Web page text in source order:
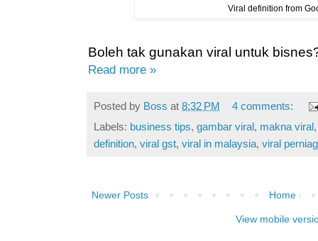
Viral definition from
Boleh tak gunakan viral untuk
Read more »
Posted by Boss at 8:32 PM
4 comments:
Labels: business tips, gambar viral, makna viral
definition, viral gst, viral in malaysia, viral
Newer Posts Home
View mobile